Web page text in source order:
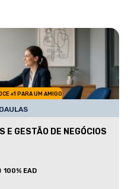
+1 PARA UM AMIGO
E GESTÃO DE NEGÓCIOS
100% EAD